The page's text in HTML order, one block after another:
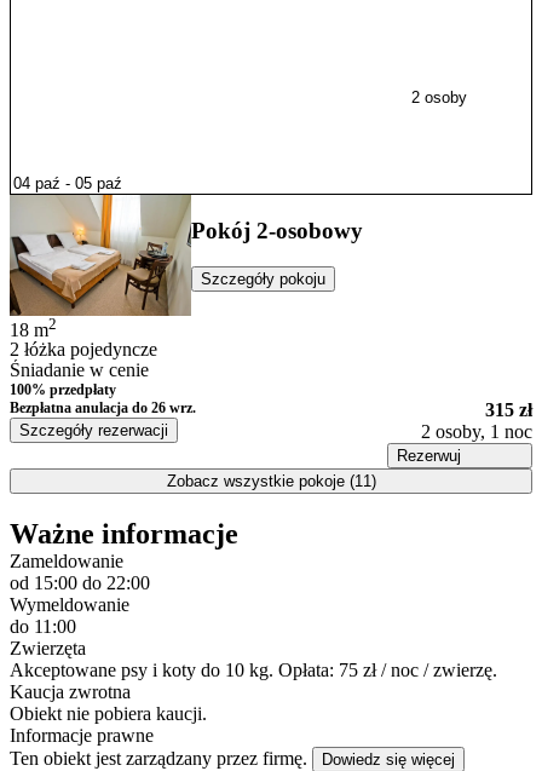
2 osoby
Pokój 2-osobowy
Szczegóły pokoju
18 m2
2 łóżka pojedyncze
Śniadanie w cenie
100% przedpłaty
Bezpłatna anulacja do 26 wrz.
Szczegóły rezerwacji
315 zł
2 osoby, 1 noc
Rezerwuj
Zobacz wszystkie pokoje (11)
Ważne informacje
Zameldowanie
od 15:00 do 22:00
Wymeldowanie
do 11:00
Zwierzęta
Akceptowane psy i koty do 10 kg. Opłata: 75 zł / noc / zwierzę.
Kaucja zwrotna
Obiekt nie pobiera kaucji.
Informacje prawne
Ten obiekt jest zarządzany przez firmę.
Dowiedz się więcej